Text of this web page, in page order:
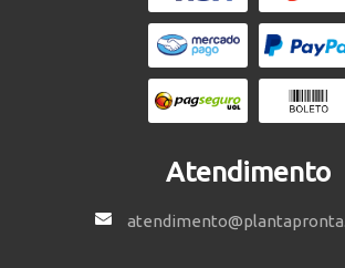
Atendimento